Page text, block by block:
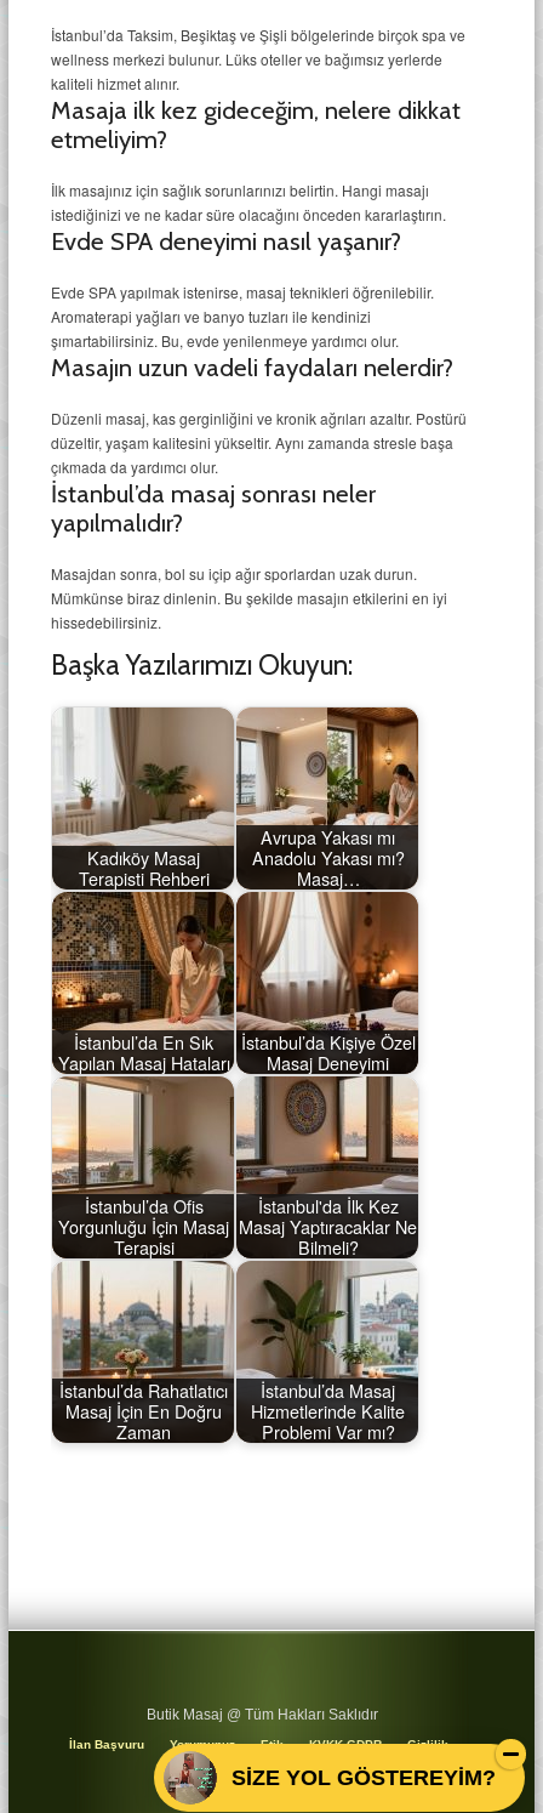
İstanbul’da Taksim, Beşiktaş ve Şişli bölgelerinde birçok spa ve
wellness merkezi bulunur. Lüks oteller ve bağımsız yerlerde
kaliteli hizmet alınır.
Masaja ilk kez gideceğim, nelere dikkat
etmeliyim?
İlk masajınız için sağlık sorunlarınızı belirtin. Hangi masajı
istediğinizi ve ne kadar süre olacağını önceden kararlaştırın.
Evde SPA deneyimi nasıl yaşanır?
Evde SPA yapılmak istenirse, masaj teknikleri öğrenilebilir.
Aromaterapi yağları ve banyo tuzları ile kendinizi
şımartabilirsiniz. Bu, evde yenilenmeye yardımcı olur.
Masajın uzun vadeli faydaları nelerdir?
Düzenli masaj, kas gerginliğini ve kronik ağrıları azaltır. Postürü
düzeltir, yaşam kalitesini yükseltir. Aynı zamanda stresle başa
çıkmada da yardımcı olur.
İstanbul’da masaj sonrası neler
yapılmalıdır?
Masajdan sonra, bol su içip ağır sporlardan uzak durun.
Mümkünse biraz dinlenin. Bu şekilde masajın etkilerini en iyi
hissedebilirsiniz.
Başka Yazılarımızı Okuyun:
Kadıköy Masaj
Terapisti Rehberi
Avrupa Yakası mı
Anadolu Yakası mı?
Masaj…
İstanbul’da En Sık
Yapılan Masaj Hataları
İstanbul’da Kişiye Özel
Masaj Deneyimi
İstanbul’da Ofis
Yorgunluğu İçin Masaj
Terapisi
İstanbul'da İlk Kez
Masaj Yaptıracaklar Ne
Bilmeli?
İstanbul’da Rahatlatıcı
Masaj İçin En Doğru
Zaman
İstanbul’da Masaj
Hizmetlerinde Kalite
Problemi Var mı?
Butik Masaj @ Tüm Hakları Saklıdır
İlan Başvuru Yorumunuz Etik KVKK GDPR
Gizlilik
Koşullar
Sitemap
SİZE YOL GÖSTEREYİM?